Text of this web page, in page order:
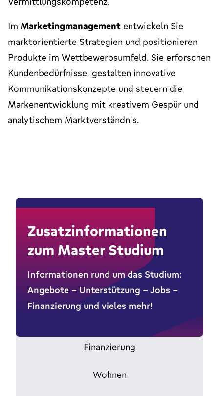
Im Marketingmanagement entwickeln Sie
marktorientierte Strategien und positionieren
Produkte im Wettbewerbsumfeld. Sie erforschen
Kundenbedürfnisse, gestalten innovative
Kommunikationskonzepte und steuern die
Markenentwicklung mit kreativem Gespür und
analytischem Marktverständnis.
Zusatzinformationen
zum Master Studium
Informationen rund um das Studium:
Angebote - Unterstützung - Jobs -
Finanzierung und vieles mehr!
Finanzierung
Wohnen